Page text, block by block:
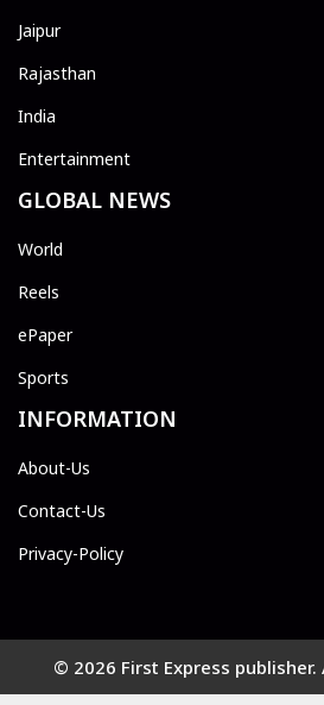
Jaipur
Rajasthan
India
Entertainment
GLOBAL NEWS
World
Reels
ePaper
Sports
INFORMATION
About-Us
Contact-Us
Privacy-Policy
© 2026 First Express